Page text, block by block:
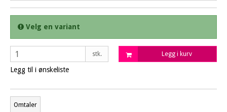
Velg en variant
stk. Legg i kurv
Legg til i ønskeliste
Omtaler